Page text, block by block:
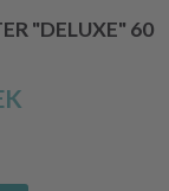
"DELUXE" 60